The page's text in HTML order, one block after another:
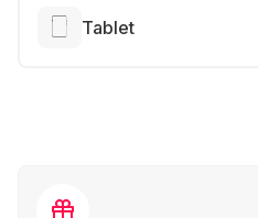
Tablet